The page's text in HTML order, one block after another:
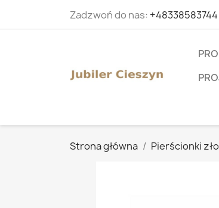
Zadzwoń do nas: +48338583744
Strona główna Pierścionki